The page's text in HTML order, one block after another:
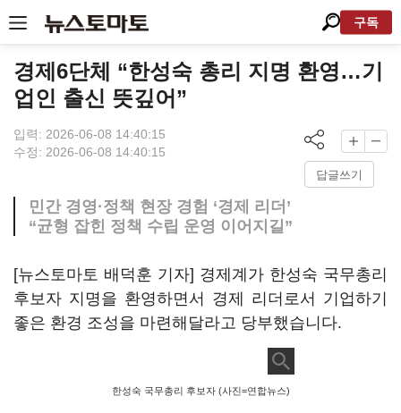
구독
경제6단체 “한성숙 총리 지명 환영…기
업인 출신 뜻깊어”
입력: 2026-06-08 14:40:15
수정: 2026-06-08 14:40:15
답글쓰기
민간 경영·정책 현장 경험 ‘경제 리더’
“균형 잡힌 정책 수립 운영 이어지길”
[뉴스토마토 배덕훈 기자] 경제계가 한성숙 국무총리
후보자 지명을 환영하면서 경제 리더로서 기업하기
좋은 환경 조성을 마련해달라고 당부했습니다.
한성숙 국무총리 후보자 (사진=연합뉴스)